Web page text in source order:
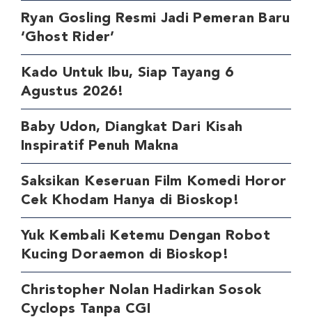
Ryan Gosling Resmi Jadi Pemeran Baru
‘Ghost Rider’
Kado Untuk Ibu, Siap Tayang 6
Agustus 2026!
Baby Udon, Diangkat Dari Kisah
Inspiratif Penuh Makna
Saksikan Keseruan Film Komedi Horor
Cek Khodam Hanya di Bioskop!
Yuk Kembali Ketemu Dengan Robot
Kucing Doraemon di Bioskop!
Christopher Nolan Hadirkan Sosok
Cyclops Tanpa CGI